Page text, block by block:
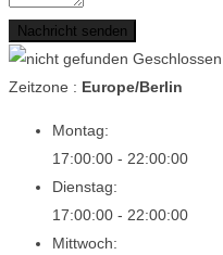
Nachricht senden
Geschlossen
Zeitzone : Europe/Berlin
Montag:
17:00:00 - 22:00:00
Dienstag:
17:00:00 - 22:00:00
Mittwoch: